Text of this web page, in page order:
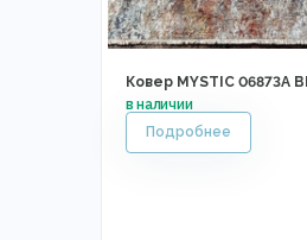
Ковер MYSTIC 06873A